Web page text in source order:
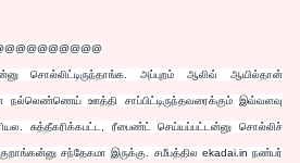
சொல்லிட்டிருந்தாங்க. அப்புறம் ஆலிவ் ஆயில்தான்
நல்லெண்ணெய் ஊத்தி சாப்பிட்டிருந்தவரைக்கும் இவ்வளவு
சுத்தீகரிக்கபட்ட, ரீபைண்ட் செய்யப்பட்டன்னு சொல்லிச்
சந்தேகமா இருக்கு. சமீபத்தில ekadai.in நண்பர்